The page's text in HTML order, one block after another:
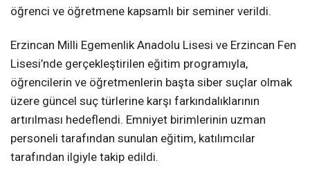
öğrenci ve öğretmene kapsamlı bir seminer verildi.
Erzincan Milli Egemenlik Anadolu Lisesi ve Erzincan Fen
Lisesi’nde gerçekleştirilen eğitim programıyla,
öğrencilerin ve öğretmenlerin başta siber suçlar olmak
üzere güncel suç türlerine karşı farkındalıklarının
artırılması hedeflendi. Emniyet birimlerinin uzman
personeli tarafından sunulan eğitim, katılımcılar
tarafından ilgiyle takip edildi.